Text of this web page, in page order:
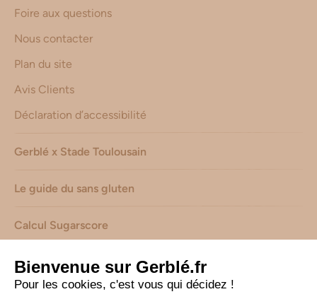
Foire aux questions
Nous contacter
Plan du site
Avis Clients
Déclaration d’accessibilité
Gerblé x Stade Toulousain
Le guide du sans gluten
Calcul Sugarscore
Suivez-nous sur les réseaux !